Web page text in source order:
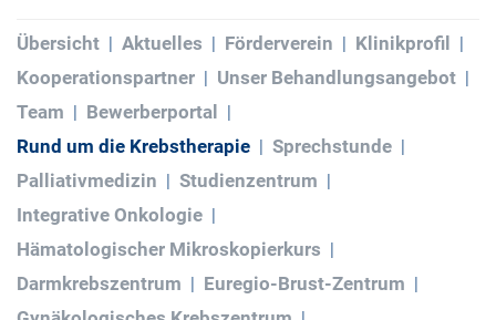
Übersicht Aktuelles Förderverein
Klinikprofil
Kooperationspartner
Unser Behandlungsangebot
Team
Bewerberportal
Rund um die Krebstherapie
Sprechstunde
Palliativmedizin
Studienzentrum
Integrative Onkologie
Hämatologischer Mikroskopierkurs
Darmkrebszentrum
Euregio-Brust-Zentrum